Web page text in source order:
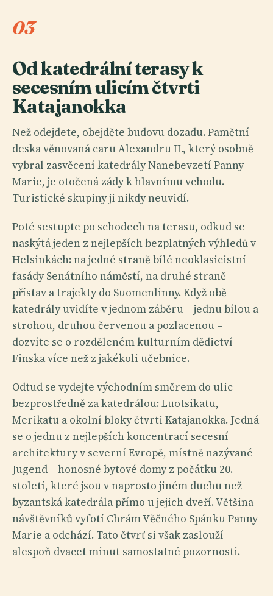
03
Od katedrální terasy k
secesním ulicím čtvrti
Katajanokka
Než odejdete, obejděte budovu dozadu. Pamětní
deska věnovaná caru Alexandru II., který osobně
vybral zasvěcení katedrály Nanebevzetí Panny
Marie, je otočená zády k hlavnímu vchodu.
Turistické skupiny ji nikdy neuvidí.
Poté sestupte po schodech na terasu, odkud se
naskýtá jeden z nejlepších bezplatných výhledů v
Helsinkách: na jedné straně bílé neoklasicistní
fasády Senátního náměstí, na druhé straně
přístav a trajekty do Suomenlinny. Když obě
katedrály uvidíte v jednom záběru – jednu bílou a
strohou, druhou červenou a pozlacenou –
dozvíte se o rozděleném kulturním dědictví
Finska více než z jakékoli učebnice.
Odtud se vydejte východním směrem do ulic
bezprostředně za katedrálou: Luotsikatu,
Merikatu a okolní bloky čtvrti Katajanokka. Jedná
se o jednu z nejlepších koncentrací secesní
architektury v severní Evropě, místně nazývané
Jugend – honosné bytové domy z počátku 20.
století, které jsou v naprosto jiném duchu než
byzantská katedrála přímo u jejich dveří. Většina
návštěvníků vyfotí Chrám Věčného Spánku Panny
Marie a odchází. Tato čtvrť si však zaslouží
alespoň dvacet minut samostatné pozornosti.